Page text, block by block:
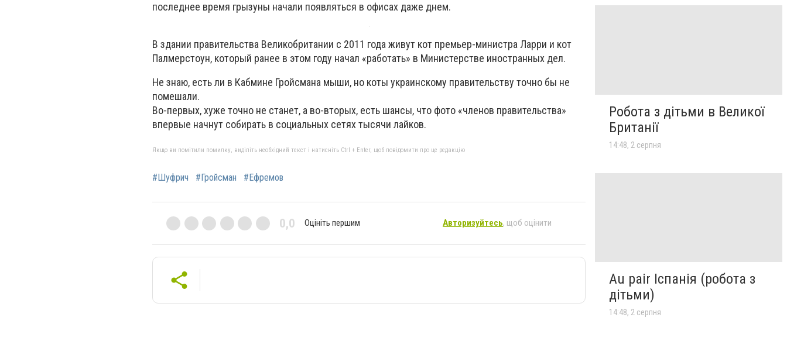
последнее время грызуны начали появляться в офисах даже днем.
В здании правительства Великобритании с 2011 года живут кот премьер-министра Ларри и кот
Палмерстоун, который ранее в этом году начал «работать» в Министерстве иностранных дел.
Не знаю, есть ли в Кабмине Гройсмана мыши, но коты украинскому правительству точно бы не
помешали.
Во-первых, хуже точно не станет, а во-вторых, есть шансы, что фото «членов правительства»
впервые начнут собирать в социальных сетях тысячи лайков.
Якщо ви помітили помилку, виділіть необхідний текст і натисніть Ctrl + Enter, щоб повідомити про це редакцію
#Шуфрич #Гройсман #Ефремов
0,0 Оцініть першим Авторизуйтесь, щоб оцінити
Робота з дітьми в Великої
Британії
14:48, 2 серпня
Au pair Іспанія (робота з
дітьми)
14:48, 2 серпня